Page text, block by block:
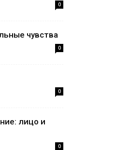
0
чувства
0
0
лицо и
0